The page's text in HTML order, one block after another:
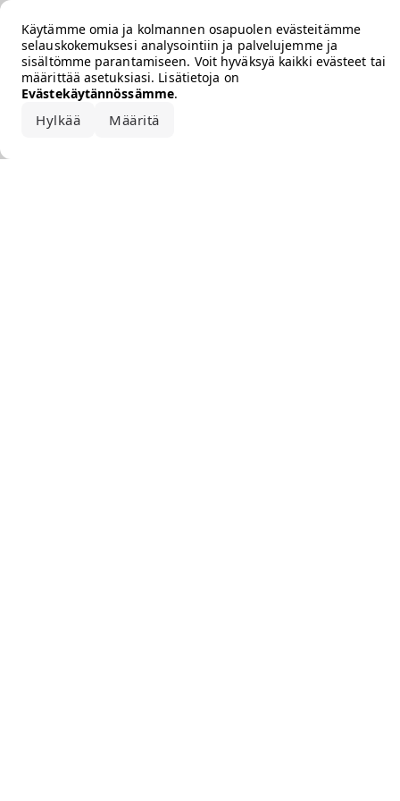
Käytämme omia ja kolmannen osapuolen evästeitämme
selauskokemuksesi analysointiin ja palvelujemme ja
sisältömme parantamiseen. Voit hyväksyä kaikki evästeet tai
määrittää asetuksiasi. Lisätietoja on
Evästekäytännössämme.
Hylkää Määritä
Error loading the brand